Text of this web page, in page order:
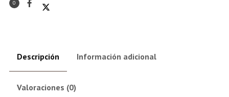
0
Descripción Información adicional
Valoraciones (0)